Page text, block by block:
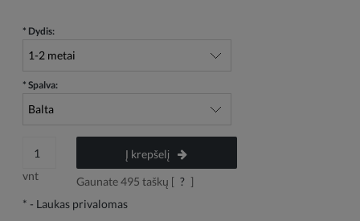
* Dydis:
* Spalva:
vnt
Į krepšelį
Gaunate495 taškų [ ? ]
* - Laukas privalomas